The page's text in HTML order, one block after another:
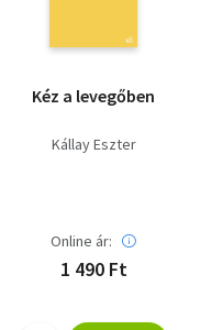
Kéz a levegőben
Kállay Eszter
Online ár:
1 490 Ft